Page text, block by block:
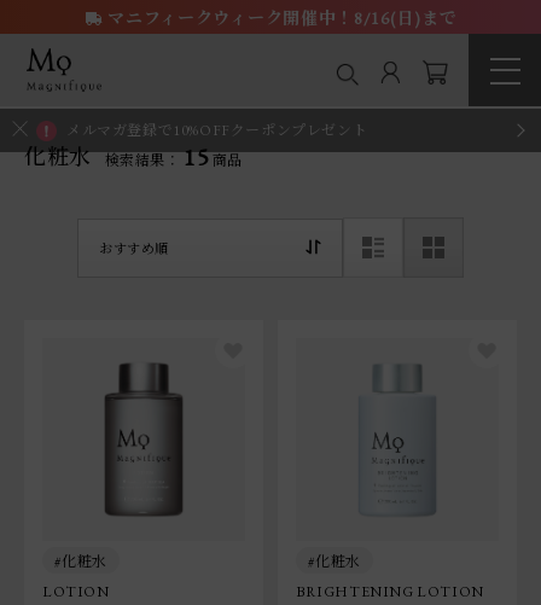
メルマガ登録で10%OFFクーポンプレゼント
マニフィークウィーク開催中！8/16(日)まで
化粧水 検索結果： 15商品
おすすめ順
化粧水
LOTION
化粧水
BRIGHTENING LOTION